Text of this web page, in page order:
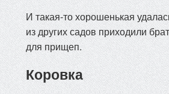
И такая-то хорошенькая
из других садов приходили
для прищеп.
Коровка